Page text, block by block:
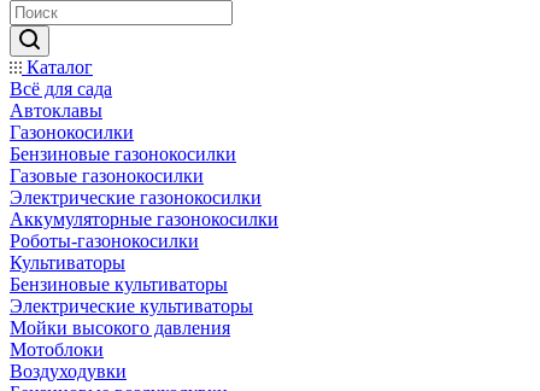
Каталог
Всё для сада
Автоклавы
Газонокосилки
Бензиновые газонокосилки
Газовые газонокосилки
Электрические газонокосилки
Аккумуляторные газонокосилки
Роботы-газонокосилки
Культиваторы
Бензиновые культиваторы
Электрические культиваторы
Мойки высокого давления
Мотоблоки
Воздуходувки